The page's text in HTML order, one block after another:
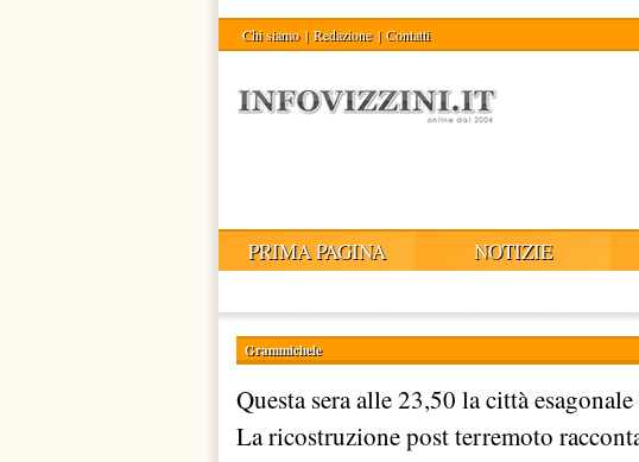
Chi siamo | Redazione | Contatti
PRIMA PAGINA NOTIZIE
Grammichele
Questa sera alle 23,50 la città
La ricostruzione post terremoto